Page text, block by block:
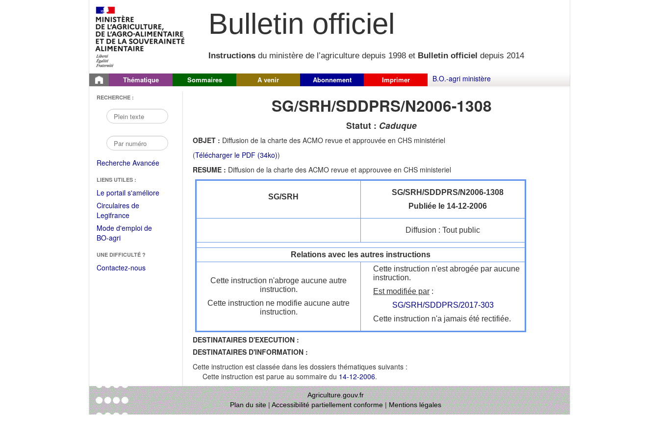
Bulletin officiel
Instructions du ministère de l’agriculture depuis 1998 et Bulletin officiel depuis 2014
Thématique Sommaires A venir Abonnement Imprimer B.O.-agri ministère
RECHERCHE :
Recherche Avancée
LIENS UTILES :
Le portail s'améliore(Fichier
Circulaires de
Legifrance(Ouvrir
dans
une
fenêtre)
Mode d'emploi de
BO-agri(Ouvrir
une
nouvelle
UNE DIFFICULTÉ ?
Contactez-nous
SG/SRH/SDDPRS/N2006-1308
Statut : Caduque
OBJET : Diffusion de la charte des ACMO revue et approuvée en CHS ministériel
(Télécharger le PDF (34ko))
RESUME : Diffusion de la charte des ACMO revue et approuvee en CHS ministeriel
SG/SRH
SG/SRH/SDDPRS/N2006-1308
Publiée le 14-12-2006
Diffusion : Tout public
Relations avec les autres instructions
Cette instruction n'abroge aucune autre
instruction.
Cette instruction ne modifie aucune autre
instruction.
Cette instruction n'est abrogée par aucune
instruction.
Est modifiée par :
SG/SRH/SDDPRS/2017-303
Cette instruction n'a jamais été rectifiée.
DESTINATAIRES D'EXECUTION :
DESTINATAIRES D'INFORMATION :
Cette instruction est classée dans les dossiers thématiques suivants :
Cette instruction est parue au sommaire du 14-12-2006.
Agriculture.gouv.fr
Plan du site|Accessibilité partiellement conforme|Mentions légales